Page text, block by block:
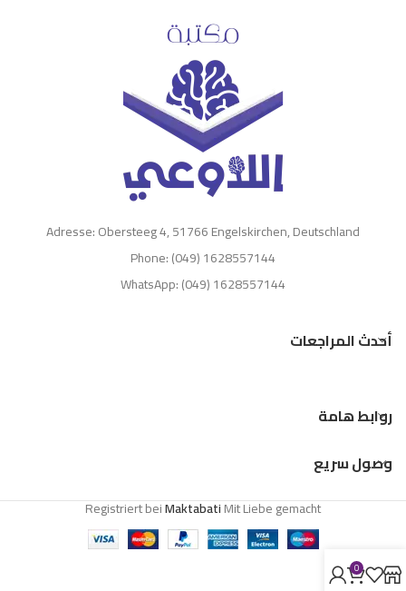
Adresse: Obersteeg 4, 51766 Engelskirchen, Deutschland
Phone: (049) 1628557144
WhatsApp: (049) 1628557144
أحدث المراجعات
روابط هامة
وصول سريع
Registriert beiMaktabatiMit Liebe gemacht
0